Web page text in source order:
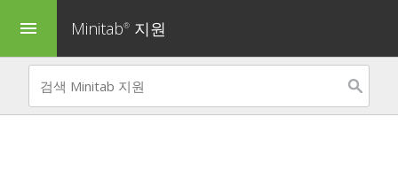
menu Minitab® 지원